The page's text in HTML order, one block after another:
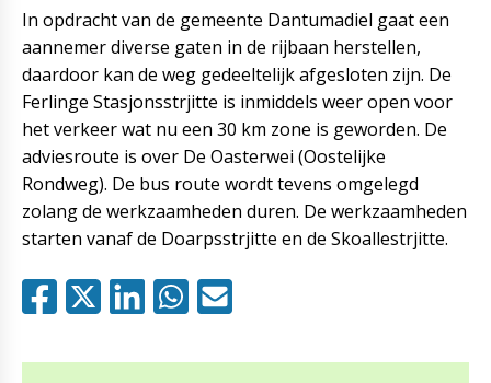
In opdracht van de gemeente Dantumadiel gaat een
aannemer diverse gaten in de rijbaan herstellen,
daardoor kan de weg gedeeltelijk afgesloten zijn. De
Ferlinge Stasjonsstrjitte is inmiddels weer open voor
het verkeer wat nu een 30 km zone is geworden. De
adviesroute is over De Oasterwei (Oostelijke
Rondweg). De bus route wordt tevens omgelegd
zolang de werkzaamheden duren. De werkzaamheden
starten vanaf de Doarpsstrjitte en de Skoallestrjitte.